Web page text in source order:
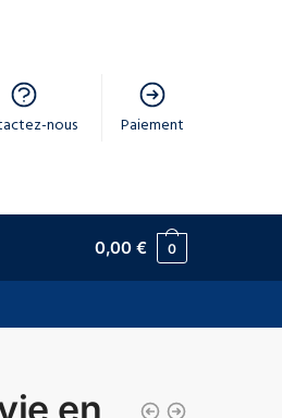
nous Paiement
0,00€ 0
en